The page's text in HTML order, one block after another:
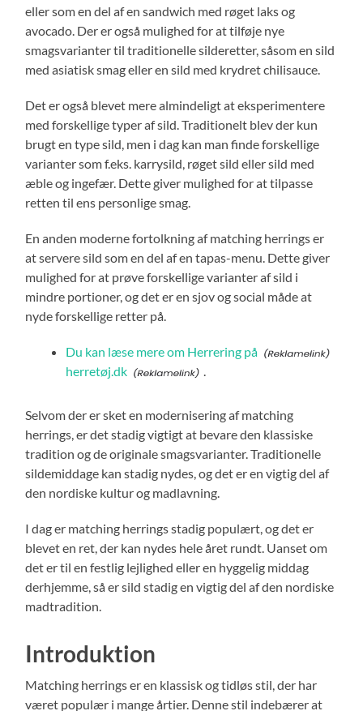
eller som en del af en sandwich med røget laks og
avocado. Der er også mulighed for at tilføje nye
smagsvarianter til traditionelle silderetter, såsom en sild
med asiatisk smag eller en sild med krydret chilisauce.
Det er også blevet mere almindeligt at eksperimentere
med forskellige typer af sild. Traditionelt blev der kun
brugt en type sild, men i dag kan man finde forskellige
varianter som f.eks. karrysild, røget sild eller sild med
æble og ingefær. Dette giver mulighed for at tilpasse
retten til ens personlige smag.
En anden moderne fortolkning af matching herrings er
at servere sild som en del af en tapas-menu. Dette giver
mulighed for at prøve forskellige varianter af sild i
mindre portioner, og det er en sjov og social måde at
nyde forskellige retter på.
Du kan læse mere om Herrering på
herretøj.dk
.
Selvom der er sket en modernisering af matching
herrings, er det stadig vigtigt at bevare den klassiske
tradition og de originale smagsvarianter. Traditionelle
sildemiddage kan stadig nydes, og det er en vigtig del af
den nordiske kultur og madlavning.
I dag er matching herrings stadig populært, og det er
blevet en ret, der kan nydes hele året rundt. Uanset om
det er til en festlig lejlighed eller en hyggelig middag
derhjemme, så er sild stadig en vigtig del af den nordiske
madtradition.
Introduktion
Matching herrings er en klassisk og tidløs stil, der har
været populær i mange årtier. Denne stil indebærer at